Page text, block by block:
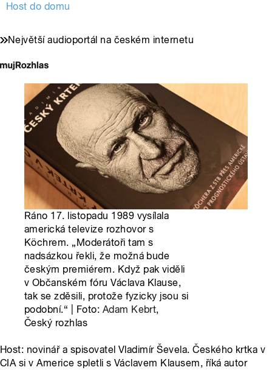
Host do domu
Největší audioportál na českém internetu
Ráno 17. listopadu 1989 vysílala
americká televize rozhovor s
Köchrem. „Moderátoři tam s
nadsázkou řekli, že možná bude
českým premiérem. Když pak viděli
v Občanském fóru Václava Klause,
tak se zděsili, protože fyzicky jsou si
podobní.“ | Foto: Adam Kebrt,
Český rozhlas
Host: novinář a spisovatel Vladimír Ševela. Českého krtka v
CIA si v Americe spletli s Václavem Klausem, říká autor